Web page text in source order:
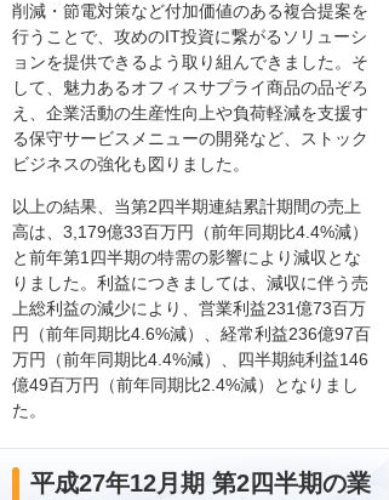
削減・節電対策など付加価値のある複合提案を
行うことで、攻めのIT投資に繋がるソリューシ
ョンを提供できるよう取り組んできました。そ
して、魅力あるオフィスサプライ商品の品ぞろ
え、企業活動の生産性向上や負荷軽減を支援す
る保守サービスメニューの開発など、ストック
ビジネスの強化も図りました。
以上の結果、当第2四半期連結累計期間の売上
高は、3,179億33百万円（前年同期比4.4%減）
と前年第1四半期の特需の影響により減収とな
りました。利益につきましては、減収に伴う売
上総利益の減少により、営業利益231億73百万
円（前年同期比4.6%減）、経常利益236億97百
万円（前年同期比4.4%減）、四半期純利益146
億49百万円（前年同期比2.4%減）となりまし
た。
平成27年12月期 第2四半期の業